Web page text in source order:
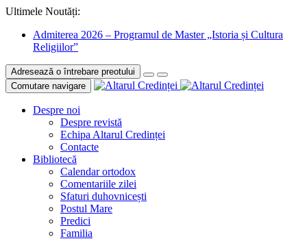
Ultimele Noutăți:
Admiterea 2026 – Programul de Master „Istoria și Cultura
Religiilor”
Adresează o întrebare preotului
Comutare navigare
Despre noi
Despre revistă
Echipa Altarul Credinței
Contacte
Bibliotecă
Calendar ortodox
Comentariile zilei
Sfaturi duhovnicești
Postul Mare
Predici
Familia